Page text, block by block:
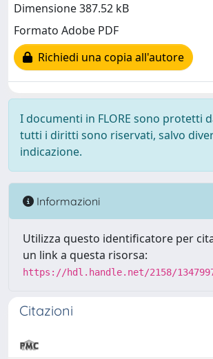
Dimensione 387.52 kB
Formato Adobe PDF
Richiedi una copia all'autore
I documenti in FLORE sono protetti
tutti i diritti sono riservati, salvo
indicazione.
Informazioni
Utilizza questo identificatore per
un link a questa risorsa:
https://hdl.handle.net/2158/
Citazioni